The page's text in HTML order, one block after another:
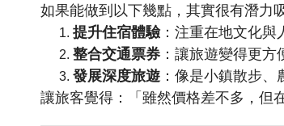
如果能做到以下幾點，其實很有潛力
提升住宿體驗：注重在地文化與
整合交通票券 ：讓旅遊變得更方
發展深度旅遊 ：像是小鎮散步、
讓旅客覺得：「雖然價格差不多，但